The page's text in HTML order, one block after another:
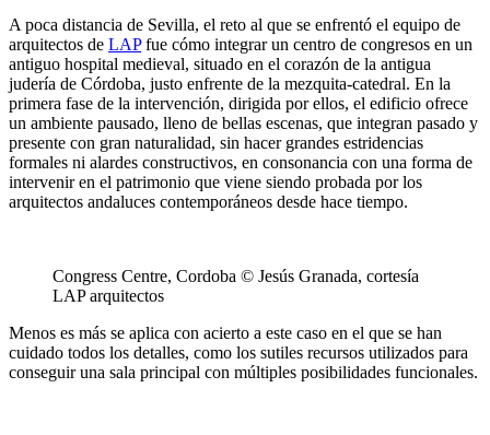
A poca distancia de Sevilla, el reto al que se enfrentó el equipo de
arquitectos de LAPfue cómo integrar un centro de congresos en un
antiguo hospital medieval, situado en el corazón de la antigua
judería de Córdoba, justo enfrente de la mezquita-catedral. En la
primera fase de la intervención, dirigida por ellos, el edificio ofrece
un ambiente pausado, lleno de bellas escenas, que integran pasado y
presente con gran naturalidad, sin hacer grandes estridencias
formales ni alardes constructivos, en consonancia con una forma de
intervenir en el patrimonio que viene siendo probada por los
arquitectos andaluces contemporáneos desde hace tiempo.
Congress Centre, Cordoba © Jesús Granada, cortesía
LAP arquitectos
Menos es más se aplica con acierto a este caso en el que se han
cuidado todos los detalles, como los sutiles recursos utilizados para
conseguir una sala principal con múltiples posibilidades funcionales.